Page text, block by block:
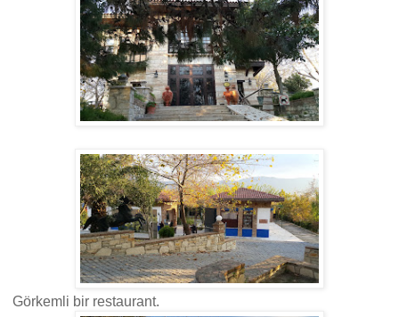
Görkemli bir restaurant.